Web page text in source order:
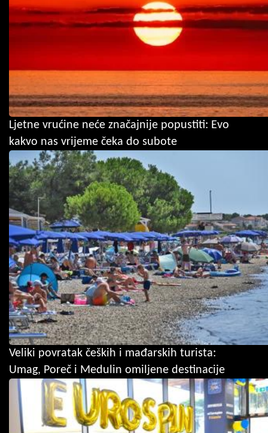
Ljetne vrućine neće značajnije popustiti: Evo
kakvo nas vrijeme čeka do subote
Veliki povratak čeških i mađarskih turista:
Umag, Poreč i Medulin omiljene destinacije